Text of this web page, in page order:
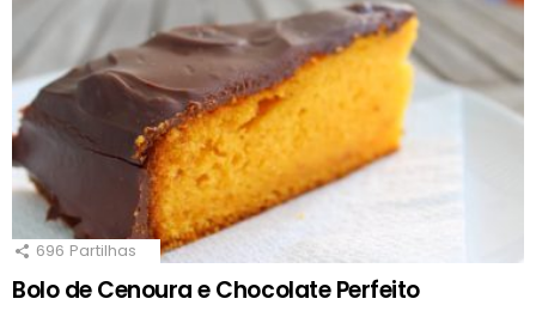
696 Partilhas
Bolo de Cenoura e Chocolate Perfeito